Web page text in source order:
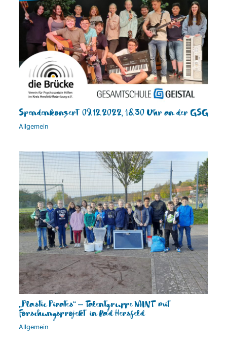
Spendenkonzert 09.12.2022, 18.30 Uhr an der GSG
Allgemein
„Plastic Pirates“ – Talentgruppe MINT mit
Forschungsprojekt in Bad Hersfeld
Allgemein